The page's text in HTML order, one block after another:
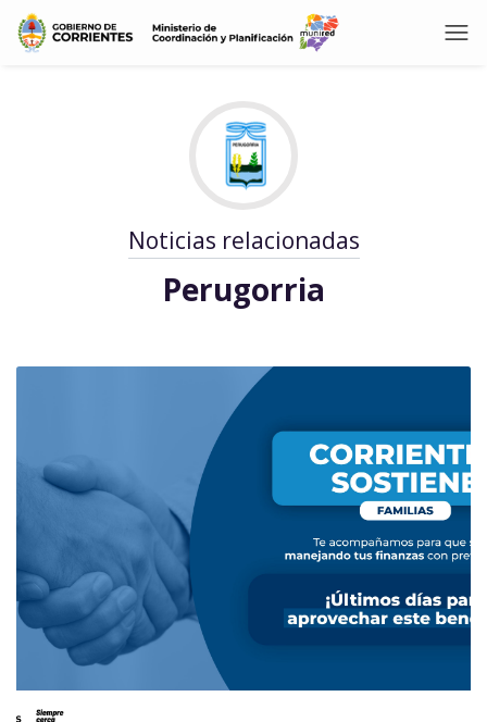
Noticias relacionadas
Perugorria